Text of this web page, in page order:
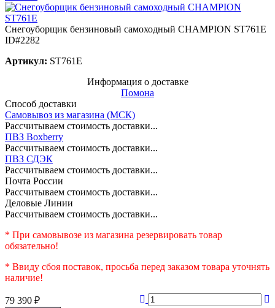
Снегоуборщик бензиновый самоходный CHAMPION ST761E
ID#2282
Артикул: ST761E
Информация о доставке
Помона
Способ доставки
Самовывоз из магазина (МСК)
Рассчитываем стоимость доставки...
ПВЗ Boxberry
Рассчитываем стоимость доставки...
ПВЗ СДЭК
Рассчитываем стоимость доставки...
Почта России
Рассчитываем стоимость доставки...
Деловые Линии
Рассчитываем стоимость доставки...
* При самовывозе из магазина резервировать товар
обязательно!
* Ввиду сбоя поставок, просьба перед заказом товара уточнять
наличие!
79 390 ₽